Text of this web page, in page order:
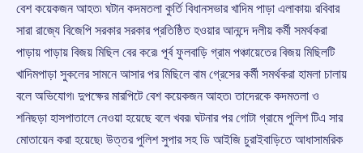
বেশ কয়েকজন আহত৷ ঘটান কদমতলা কুর্তি বিধানসভার খাদিম পাড়া এলাকায়৷ রবিবার
সারা রাজ্যে বিজেপি সরকার সরকার প্রতিষ্ঠিত হওয়ার আনন্দে দলীয় কর্মী সমর্থকরা
পাড়ায় পাড়ায় বিজয় মিছিল বের করে৷ পূর্ব ফুলবাড়ি গ্রাম পঞ্চায়েতের বিজয় মিছিলটি
খাদিমপাড়া সুকলের সামনে আসার পর মিছিলে বাম গ্রেসের কর্মী সমর্থকরা হামলা চালায়
বলে অভিযোগ৷ দুপক্ষের মারপিটে বেশ কয়েকজন আহত৷ তাদেরকে কদমতলা ও
শনিছড়া হাসপাতালে নেওয়া হয়েছে বলে খবর৷ ঘটনার পর গোটা গ্রামে পুলিশ টিএ সার
মোতায়েন করা হয়েছে৷ উত্তর পুলিশ সুপার সহ ডি আইজি চুরাইবাড়িতে আধাসামরিক